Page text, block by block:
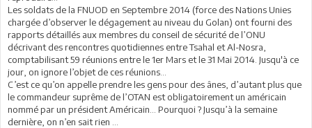
Les soldats de la FNUOD en Septembre 2014 (force des Nations Unies
chargée d’observer le dégagement au niveau du Golan) ont fourni des
rapports détaillés aux membres du conseil de sécurité de l’ONU
décrivant des rencontres quotidiennes entre Tsahal et Al-Nosra,
comptabilisant 59 réunions entre le 1er Mars et le 31 Mai 2014. Jusqu'à ce
jour, on ignore l’objet de ces réunions...
C’est ce qu’on appelle prendre les gens pour des ânes, d’autant plus que
le commandeur suprême de l’OTAN est obligatoirement un américain
nommé par un président Américain... Pourquoi ? Jusqu’à la semaine
dernière, on n’en sait rien ...